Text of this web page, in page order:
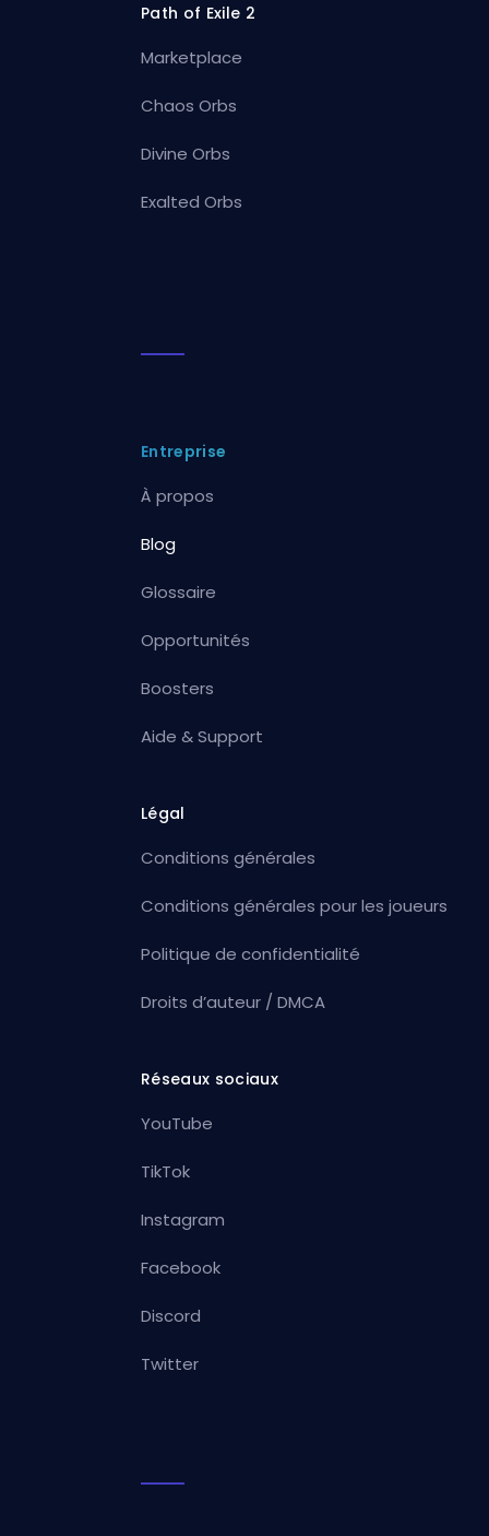
Path of Exile 2
Marketplace
Chaos Orbs
Divine Orbs
Exalted Orbs
Entreprise
À propos
Blog
Glossaire
Opportunités
Boosters
Aide & Support
Légal
Conditions générales
Conditions générales pour les joueurs
Politique de confidentialité
Droits d’auteur / DMCA
Réseaux sociaux
YouTube
TikTok
Instagram
Facebook
Discord
Twitter